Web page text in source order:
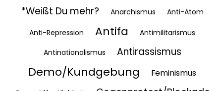
*Weißt Du mehr? Anarchismus Anti-Atom
Anti-Repression Antifa
Antimilitarismus
Antinationalismus
Antirassismus
Demo/Kundgebung Feminismus